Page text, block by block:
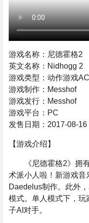
游戏名称：尼德霍格2
英文名称：Nidhogg 2
游戏类型：动作游戏
游戏制作：Messhof
游戏发行：Messhof
游戏平台：PC
发售日期：2017-08-16
【游戏介绍】
《尼德霍格2》拥有
术派小人啦！新游戏音
Daedelus制作。此外
模式。单人模式下，
子AI对手。